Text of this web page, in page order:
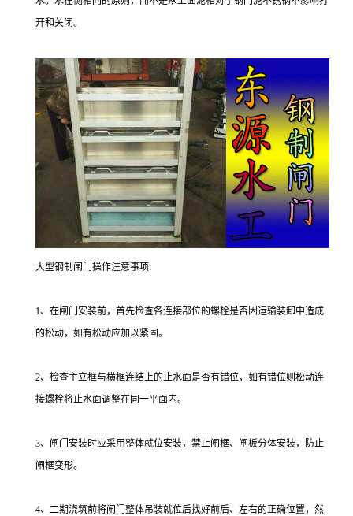
开和关闭。
大型钢制闸门操作注意事项:
1、在闸门安装前，首先检查各连接部位的螺栓是否因运输装卸中造成
的松动，如有松动应加以紧固。
2、检查主立框与横框连结上的止水面是否有错位，如有错位则松动连
接螺栓将止水面调整在同一平面内。
3、闸门安装时应采用整体就位安装，禁止闸框、闸板分体安装，防止
闸框变形。
4、二期浇筑前将闸门整体吊装就位后找好前后、左右的正确位置，然